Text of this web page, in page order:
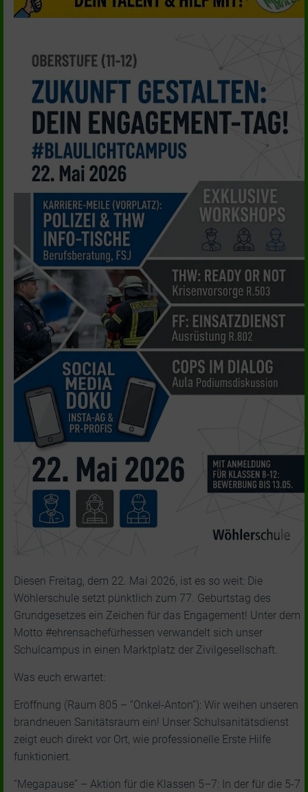
Diesen Freitag, dem 22. Mai 2026, ist es so weit: Die
Wöhlerschule setzt pünktlich zum 77. Geburtstag des
Grundgesetzes ein Zeichen für das Engagement! Unter dem
Motto #ehrensachefürhessen verwandelt sich unser
Schulcampus in einen Marktplatz der Zivilgesellschaft.
Was euch erwartet:
Eröffnung (Raum 805 – “Onkel-Anton”): Wir weihen unseren
brandneuen Sanitätsraum ein! Unser Schulsanitätsdienst
zeigt euch direkt vor Ort, wie professionelle Erste Hilfe
funktioniert.
“Megapause” – Aktion für die Klassen 5–7: In der für die 5-7